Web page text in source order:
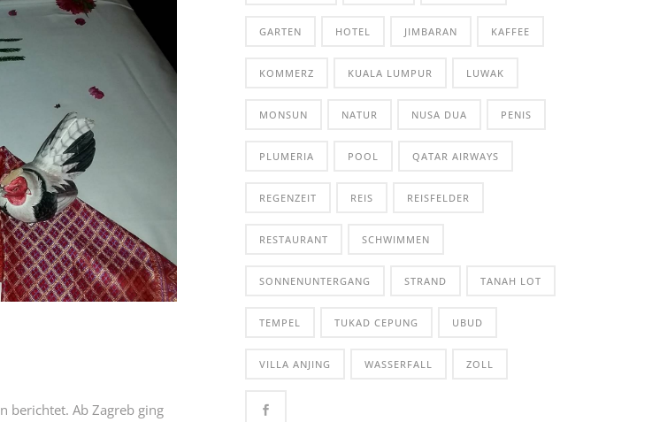
berichtet. Ab Zagreb ging
GARTEN HOTEL JIMBARAN KAFFEE
KOMMERZ KUALA LUMPUR LUWAK
MONSUN NATUR NUSA DUA PENIS
PLUMERIA POOL QATAR AIRWAYS
REGENZEIT REIS REISFELDER
RESTAURANT SCHWIMMEN
SONNENUNTERGANG STRAND TANAH LOT
TEMPEL TUKAD CEPUNG UBUD
VILLA ANJING WASSERFALL ZOLL